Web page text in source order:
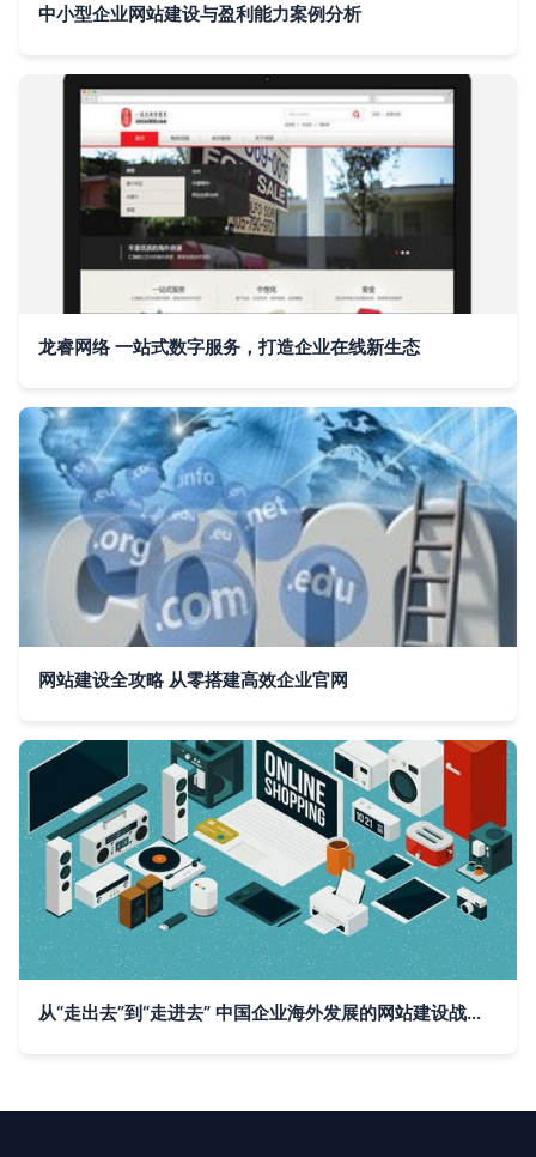
中小型企业网站建设与盈利能力案例分析
龙睿网络 一站式数字服务，打造企业在线新生态
网站建设全攻略 从零搭建高效企业官网
从“走出去”到“走进去” 中国企业海外发展的网站建设战略转型